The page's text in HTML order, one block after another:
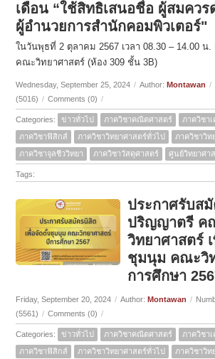
เดือน “ใช้สิทธิเสนอชื่อ ผู้สมควร
ผู้อำนวยการสำนักคอมพิวเตอร์"
ในวันพุธที่ 2 ตุลาคม 2567 เวลา 08.30 – 14.00
คณะวิทยาศาสตร์ (ห้อง 309 ชั้น 3B)
Wednesday, September 25, 2024 / Author:Montawan /
(5016) / Comments (0) /
Categories: ข่าวทั่วไป ภาควิชาคณิตศาสตร์ ภาควิชาเ
ภาควิชาฟิสิกส์
ภาควิชาวิทยาศาสตร์ทั่วไป
ภาควิชาวิท
ภาควิชาจุลชีววิทยา
ภาควิชาวัสดุศาสตร์ ศูนย์วิทยาศา
Tags:
ประกาศรับส
ปริญญาตรี ค
วิทยาศาสตร์
ชุมนุม คณะวิ
การศึกษา
Friday, September 20, 2024 / Author:Montawan /
(5561) / Comments (0) /
Categories: ข่าวทั่วไป ภาควิชาคณิตศาสตร์ ภาควิชาเ
ภาควิชาฟิสิกส์
ภาควิชาวิทยาศาสตร์ทั่วไป
ภาควิชาวิท